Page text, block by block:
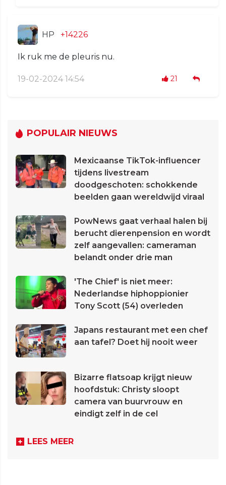
HP +14226
Ik ruk me de pleuris nu.
19-02-2024 14:54 21
POPULAIR NIEUWS
Mexicaanse TikTok-influencer
tijdens livestream
doodgeschoten: schokkende
beelden gaan wereldwijd viraal
PowNews gaat verhaal halen bij
berucht dierenpension en wordt
zelf aangevallen: cameraman
belandt onder drie man
'The Chief' is niet meer:
Nederlandse hiphoppionier
Tony Scott (54) overleden
Japans restaurant met een chef
aan tafel? Doet hij nooit weer
Bizarre flatsoap krijgt nieuw
hoofdstuk: Christy sloopt
camera van buurvrouw en
eindigt zelf in de cel
LEES MEER